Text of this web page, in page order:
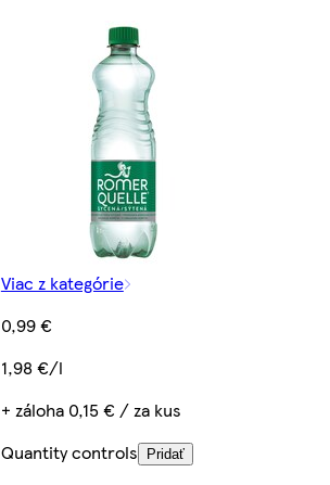
Viac z kategórie
0,99 €
1,98 €/l
+ záloha 0,15 € / za kus
Quantity controls
Pridať